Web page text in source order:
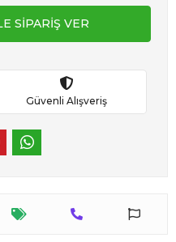
SİPARİŞ VER
Güvenli Alışveriş